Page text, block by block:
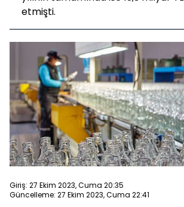
etmişti.
Giriş: 27 Ekim 2023, Cuma 20:35
Güncelleme: 27 Ekim 2023, Cuma 22:41